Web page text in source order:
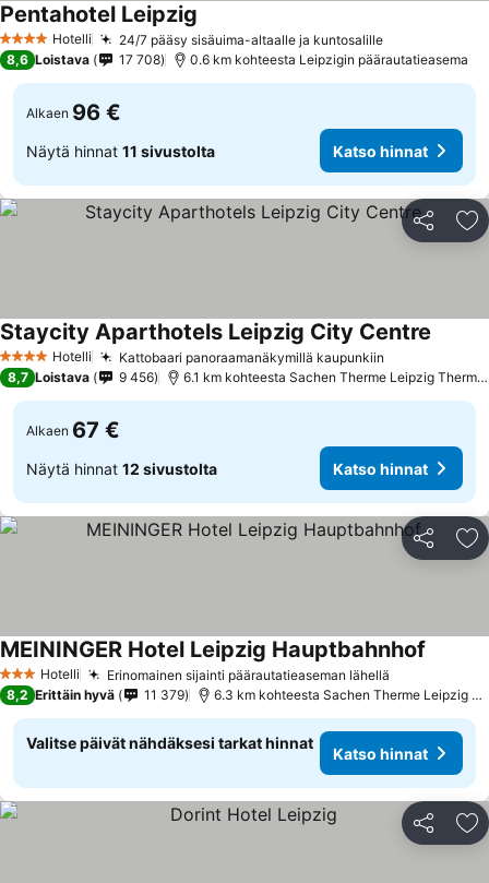
4 Tähtiluokitus
Hotelli 24/7 pääsy sisäuima-altaalle ja kuntosalille
Pentahotel Leipzig
8,6 Loistava 17 708 0.6 km kohteesta Leipzigin päärautatieasema
Alkaen 96 €
Näytä hinnat 11 sivustolta Katso hinnat
Jaa
4 Tähtiluokitus
Hotelli Kattobaari panoraamanäkymillä kaupunkiin
Staycity Aparthotels Leipzig City Centre
8,7 Loistava 9 456 6.1 km kohteesta Sachen Therme Leipzig Thermal Spa
Alkaen 67 €
Näytä hinnat 12 sivustolta Katso hinnat
Jaa
3 Tähtiluokitus
Hotelli Erinomainen sijainti päärautatieaseman lähellä
MEININGER Hotel Leipzig Hauptbahnhof
8,2 Erittäin hyvä 11 379 6.3 km kohteesta Sachen Therme Leipzig Thermal Spa
Valitse päivät nähdäksesi tarkat hinnat
Katso hinnat
Jaa